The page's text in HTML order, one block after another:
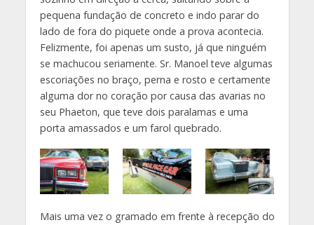
pequena fundação de concreto e indo parar do
lado de fora do piquete onde a prova acontecia.
Felizmente, foi apenas um susto, já que ninguém
se machucou seriamente. Sr. Manoel teve algumas
escoriações no braço, perna e rosto e certamente
alguma dor no coração por causa das avarias no
seu Phaeton, que teve dois paralamas e uma
porta amassados e um farol quebrado.
Mais uma vez o gramado em frente à recepção do